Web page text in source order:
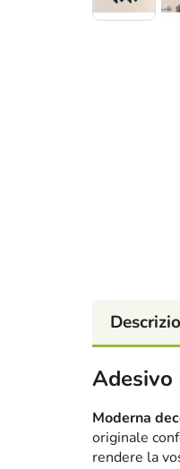
Adesivo
Moderna
originale
rendere la